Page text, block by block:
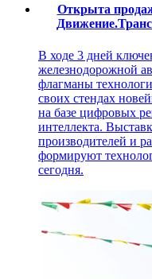
Открыта
В ходе 3 дней
железнодорожной
флагманы
своих стендах
на базе цифровых
интеллекта.
производителей и
формируют
сегодня.